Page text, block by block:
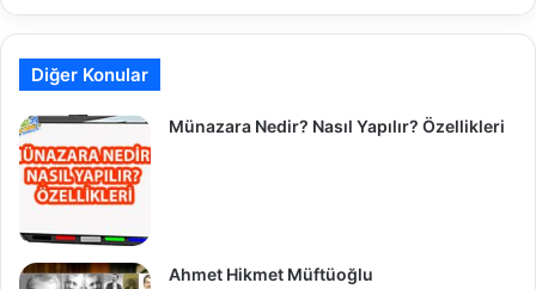
Diğer Konular
Münazara Nedir? Nasıl Yapılır? Özellikleri
Ahmet Hikmet Müftüoğlu